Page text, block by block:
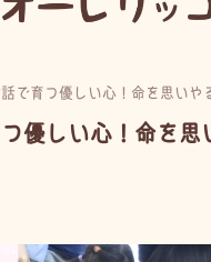
で育つ優しい心！命を思いや
優しい心！命を思